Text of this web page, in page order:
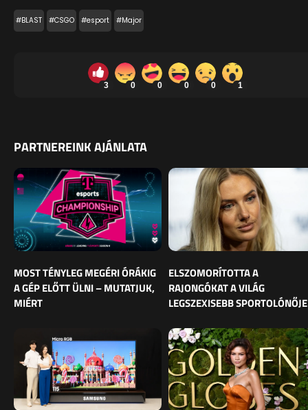
#BLAST #CSGO #esport #Major
3 0 0 0 0 1
PARTNEREINK AJÁNLATA
MOST TÉNYLEG MEGÉRI ÓRÁKIG
A GÉP ELŐTT ÜLNI – MUTATJUK,
MIÉRT
ELSZOMORÍTOTTA A
RAJONGÓKAT A VILÁG
LEGSZEXISEBB SPORTOLÓNŐJE